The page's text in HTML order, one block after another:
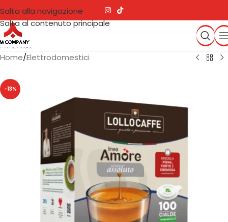
Salta alla navigazione
Salta al contenuto principale
Home/Elettrodomestici
-13%